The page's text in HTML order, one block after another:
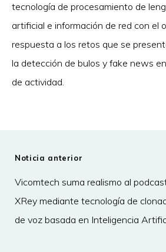
tecnología de procesamiento de
artificial e información de red con el
respuesta a los retos que se
la detección de bulos y fake news
de actividad.
Noticia anterior
Vicomtech suma realismo al
XRey mediante tecnología de
de voz basada en Inteligencia